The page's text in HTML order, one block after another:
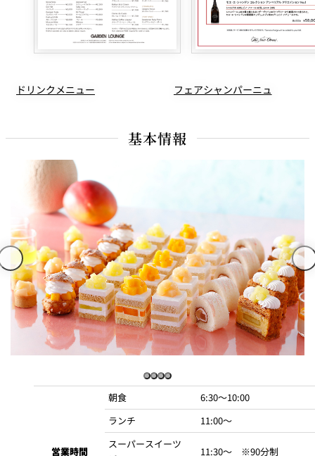
ドリンクメニュー フェアシャンパーニュ
基本情報
営業時間
朝食
6:30～10:00
ランチ
11:00～
スーパースイーツ
11:30～ ※90分制